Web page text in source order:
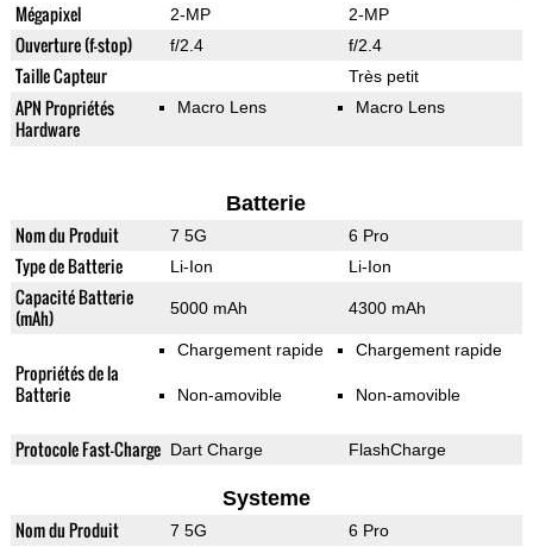
Mégapixel 2-MP 2-MP
Ouverture (f-stop) f/2.4 f/2.4
Taille Capteur Très petit
APN Propriétés
Hardware
Macro Lens Macro Lens
Batterie
Nom du Produit 7 5G 6 Pro
Type de Batterie Li-Ion Li-Ion
Capacité Batterie
(mAh)
5000 mAh 4300 mAh
Propriétés de la
Batterie
Chargement rapide
Non-amovible
Chargement rapide
Non-amovible
Protocole Fast-Charge Dart Charge FlashCharge
Systeme
Nom du Produit 7 5G 6 Pro